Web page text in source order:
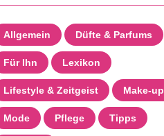
Allgemein Düfte & Parfums
Für Ihn Lexikon
Lifestyle & Zeitgeist Make-up
Mode Pflege Tipps